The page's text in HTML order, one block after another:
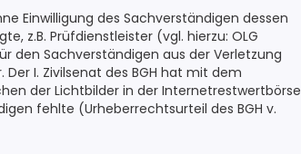
Einwilligung des Sachverständigen dessen
z.B. Prüfdienstleister (vgl. hierzu: OLG
den Sachverständigen aus der Verletzung
I. Zivilsenat des BGH hat mit dem
der Lichtbilder in der Internetrestwertbörse
fehlte (Urheberrechtsurteil des BGH v.